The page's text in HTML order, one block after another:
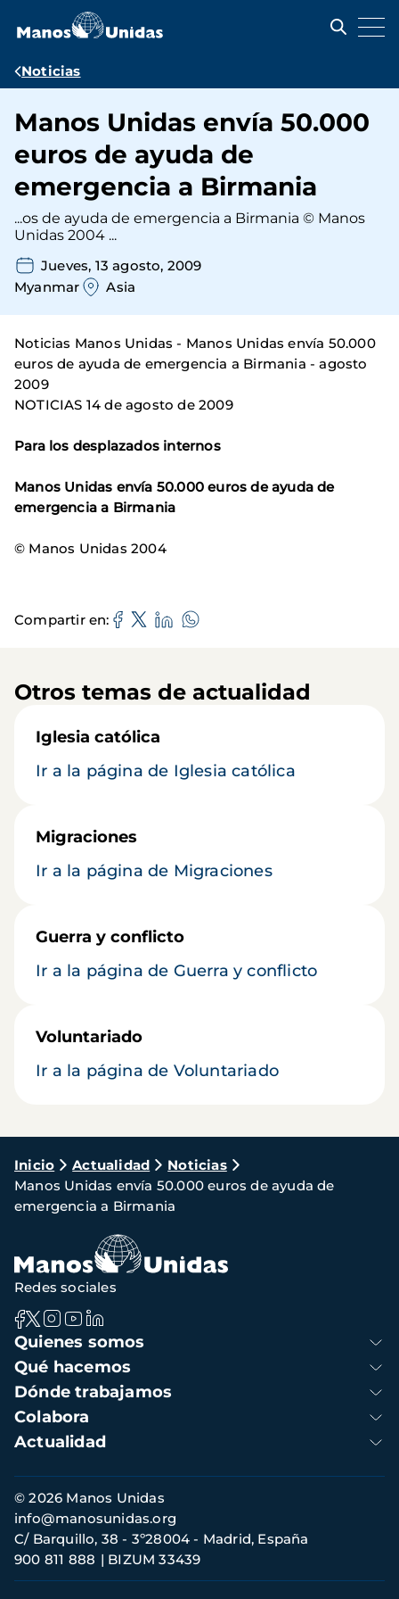
contenido
Ruta
navegación
Noticias
Manos Unidas envía 50.000
euros de ayuda de
emergencia a Birmania
...os de ayuda de emergencia a Birmania © Manos
Unidas 2004 ...
Jueves, 13 agosto, 2009
Myanmar
Asia
Noticias Manos Unidas - Manos Unidas envía 50.000
euros de ayuda de emergencia a Birmania - agosto
2009
NOTICIAS 14 de agosto de 2009
Para los desplazados internos
Manos Unidas envía 50.000 euros de ayuda de
emergencia a Birmania
© Manos Unidas 2004
Compartir en
Otros temas de actualidad
Iglesia católica
Ir a la página de Iglesia católica
Migraciones
Ir a la página de Migraciones
Guerra y conflicto
Ir a la página de Guerra y conflicto
Voluntariado
Ir a la página de Voluntariado
Ruta
de
navegación
Inicio Actualidad
Noticias
Manos Unidas envía 50.000 euros de ayuda de
emergencia a Birmania
Navegación
principal
Quienes somos
Qué hacemos
Dónde trabajamos
Colabora
Actualidad
Redes sociales
Información
de
contacto
© 2026 Manos Unidas
C/ Barquillo, 38 - 3º28004 - Madrid, España
900 811 888
BIZUM 33439
info@manosunidas.org